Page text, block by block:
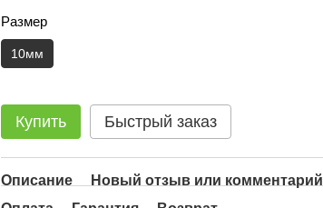
Размер
10мм
Купить Быстрый заказ
Описание
Новый отзыв или комментарий